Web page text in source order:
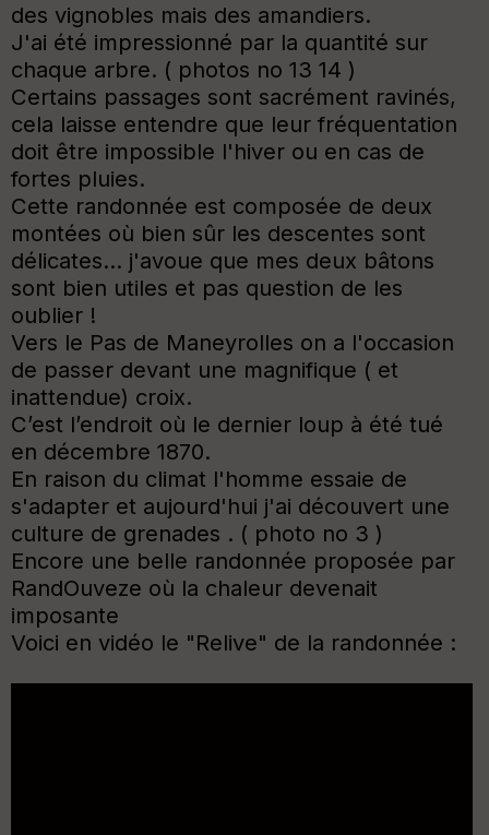
des vignobles mais des amandiers.
J'ai été impressionné par la quantité sur
chaque arbre. ( photos no 13 14 )
Certains passages sont sacrément ravinés,
cela laisse entendre que leur fréquentation
doit être impossible l'hiver ou en cas de
fortes pluies.
Cette randonnée est composée de deux
montées où bien sûr les descentes sont
délicates... j'avoue que mes deux bâtons
sont bien utiles et pas question de les
oublier !
Vers le Pas de Maneyrolles on a l'occasion
de passer devant une magnifique ( et
inattendue) croix.
C’est l’endroit où le dernier loup à été tué
en décembre 1870.
En raison du climat l'homme essaie de
s'adapter et aujourd'hui j'ai découvert une
culture de grenades . ( photo no 3 )
Encore une belle randonnée proposée par
RandOuveze où la chaleur devenait
imposante
Voici en vidéo le "Relive" de la randonnée :